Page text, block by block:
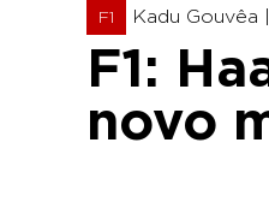
F1 Kadu Gouvêa |
F1:
novo